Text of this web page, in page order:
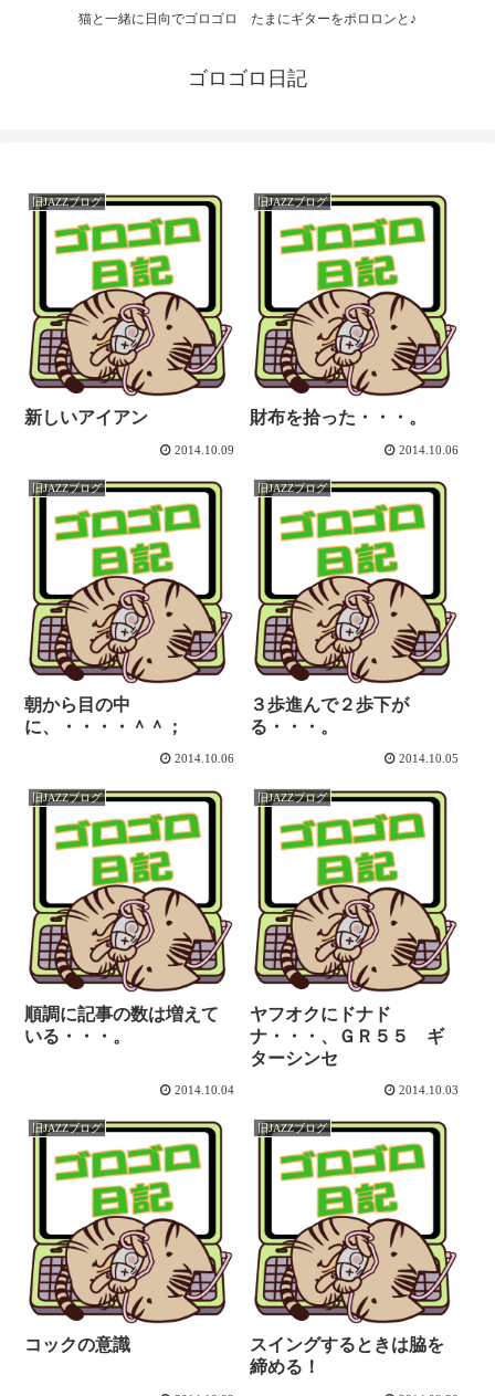
猫と一緒に日向でゴロゴロ たまにギターをポロロンと♪
ゴロゴロ日記
旧JAZZブログ
新しいアイアン
2014.10.09
旧JAZZブログ
財布を拾った・・・。
2014.10.06
旧JAZZブログ
朝から目の中
に、・・・・＾＾；
2014.10.06
旧JAZZブログ
３歩進んで２歩下が
る・・・。
2014.10.05
旧JAZZブログ
順調に記事の数は増えて
いる・・・。
2014.10.04
旧JAZZブログ
ヤフオクにドナド
ナ・・・、ＧＲ５５ ギ
ターシンセ
2014.10.03
旧JAZZブログ
コックの意識
旧JAZZブログ
スイングするときは脇を
締める！